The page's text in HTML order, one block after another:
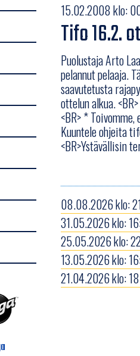
15.02.2008 klo:
Tifo 16.2.
Puolustaja Arto
pelannut pelaaja.
saavutetusta
ottelun alkua.
<BR> *
Kuuntele ohjeita
<BR>Ystävällisin
08.08.2026 klo:
31.05.2026 klo:
25.05.2026 klo:
13.05.2026 klo:
21.04.2026 klo: